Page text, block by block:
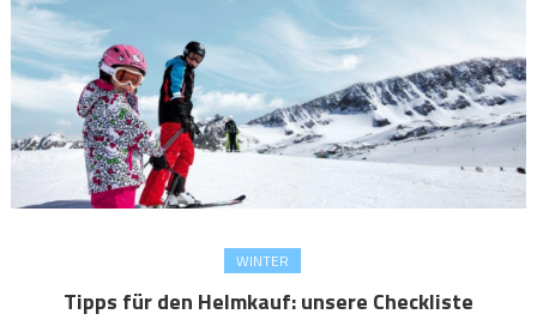
WINTER
Tipps für den Helmkauf: unsere Checkliste